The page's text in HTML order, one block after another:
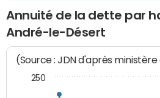
Annuité de la dette par
André-le-Désert
(Source : JDN d'après
250